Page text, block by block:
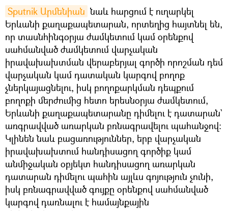
Sputnik Արմենիան նաև հարցում է ուղարկել
Երևանի քաղաքապետարան, որտեղից հայտնել են,
որ տասնհինգօրյա ժամկետում կամ օրենքով
սահմանված ժամկետում վարչական
իրավախախտման վերաբերյալ գործի որոշման դեմ
վարչական կամ դատական կարգով բողոք
չներկայացնելու, իսկ բողոքարկման դեպքում
բողոքի մերժումից հետո երեսնօրյա ժամկետում,
Երևանի քաղաքապետարանը դիմելու է դատարան`
առգրավված առարկան բռնագրավելու պահանջով։
Կլինեն նաև բացառություններ, երբ վարչական
իրավախախտում հանդիսացող գործիք կամ
անմիջական օբյեկտ հանդիսացող առարկան
դատարան դիմելու պահին այլևս գոյություն չունի,
իսկ բռնագրավված գույքը օրենքով սահմանված
կարգով դառնալու է համայնքային